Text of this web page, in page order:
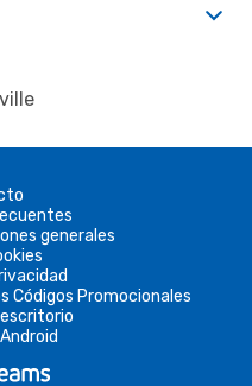
generales
Códigos Promocionales